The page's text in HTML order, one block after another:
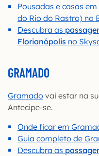
Pousadas e casas
do Rio do Rastro) no
Descubra as
Florianópolis no
GRAMADO
Gramado vai estar na
Antecipe-se.
Onde ficar em
Guia completo de
Descubra as